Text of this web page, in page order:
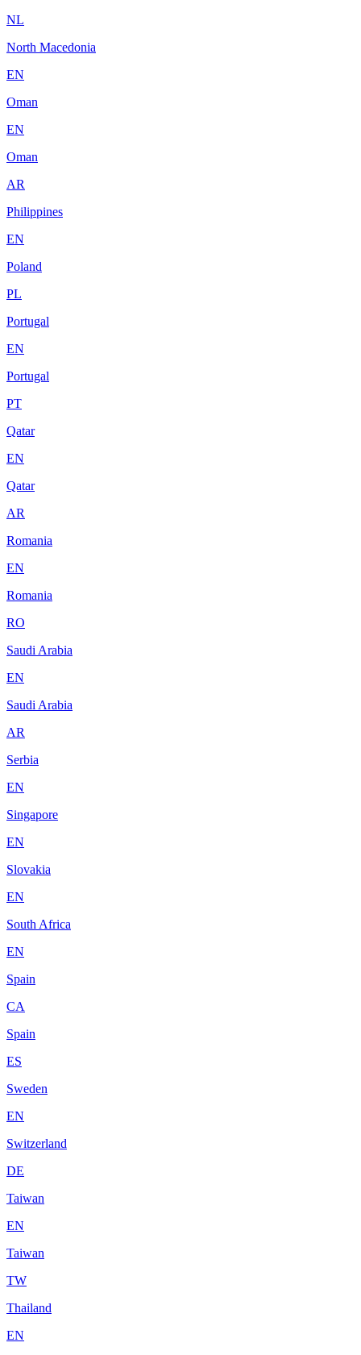
NL
North Macedonia
EN
Oman
EN
Oman
AR
Philippines
EN
Poland
PL
Portugal
EN
Portugal
PT
Qatar
EN
Qatar
AR
Romania
EN
Romania
RO
Saudi Arabia
EN
Saudi Arabia
AR
Serbia
EN
Singapore
EN
Slovakia
EN
South Africa
EN
Spain
CA
Spain
ES
Sweden
EN
Switzerland
DE
Taiwan
EN
Taiwan
TW
Thailand
EN